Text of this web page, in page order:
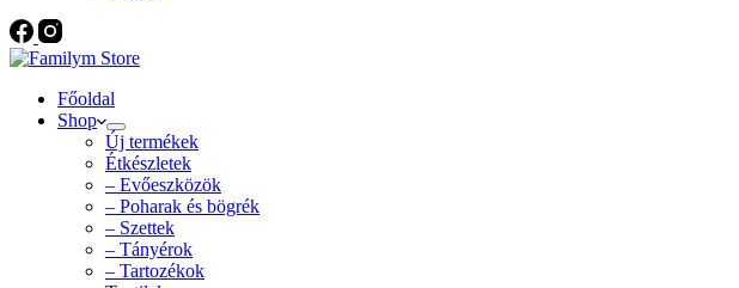
Főoldal
Shop
Új termékek
Étkészletek
– Evőeszközök
– Poharak és bögrék
– Szettek
– Tányérok
– Tartozékok